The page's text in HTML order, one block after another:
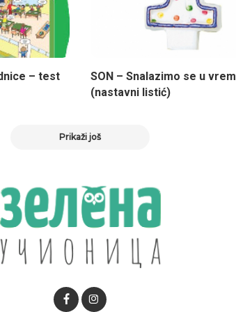
– test
SON – Snalazimo se u
(nastavni listić)
Prikaži još